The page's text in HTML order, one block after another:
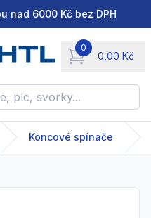
nad 6000 Kč bez DPH
0
0,00 Kč
items in cart,
svorky...
Koncové spínače